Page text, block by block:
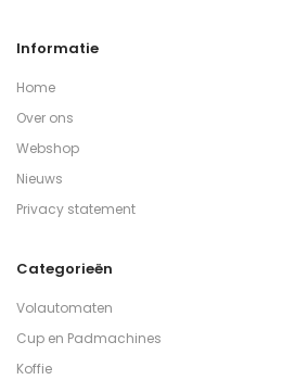
Informatie
Home
Over ons
Webshop
Nieuws
Privacy statement
Categorieën
Volautomaten
Cup en Padmachines
Koffie